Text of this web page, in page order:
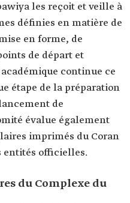
les reçoit et veille à
définies en matière de
en forme, de
de départ et
continue ce
étape de la préparation
de
évalue également
imprimés du Coran
entités officielles.
du Complexe du